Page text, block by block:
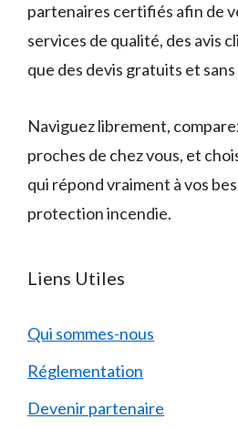
partenaires certifiés afin de
services de qualité, des avis
que des devis gratuits et
Naviguez librement,
proches de chez vous, et
qui répond vraiment à vos
protection incendie.
Liens Utiles
Qui sommes-nous
Réglementation
Devenir partenaire